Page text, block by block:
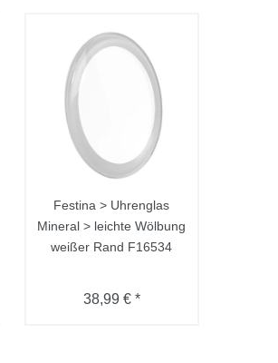
Festina > Uhrenglas
Mineral > leichte Wölbung
weißer Rand F16534
38,99 € *